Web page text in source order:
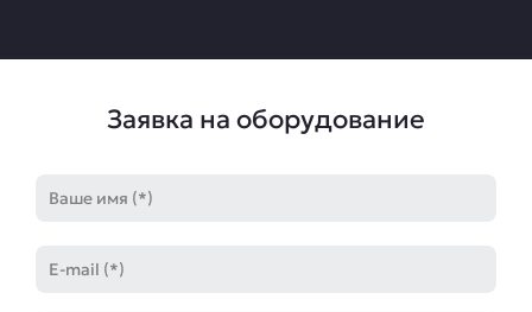
Заявка на оборудование
mail